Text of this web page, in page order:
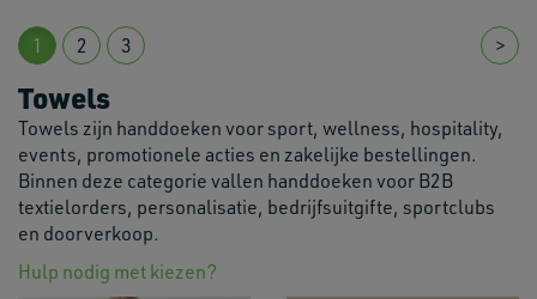
1 2 3 >
Towels
Towels zijn handdoeken voor sport, wellness, hospitality,
events, promotionele acties en zakelijke bestellingen.
Binnen deze categorie vallen handdoeken voor B2B
textielorders, personalisatie, bedrijfsuitgifte, sportclubs
en doorverkoop.
Hulp nodig met kiezen?